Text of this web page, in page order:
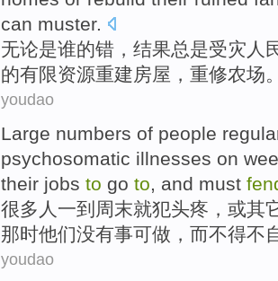
can muster.
无论是谁的错 ， 结果总是受灾 人
的有限资源重建房屋 ，重修农场
youdao
Large numbers of people
psychosomatic illnesses on
their jobs to go to, and must
很多 人 一到 周末就犯头疼， 或其
那时他们没有事可做 ， 而不得不
youdao